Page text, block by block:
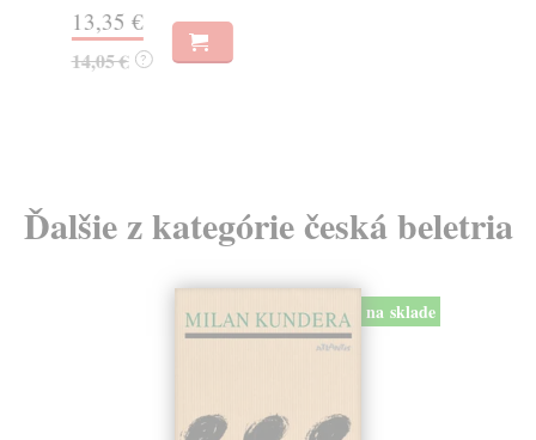
13,35 €
14,05 € ?
Ďalšie z kategórie česká beletria
na sklade